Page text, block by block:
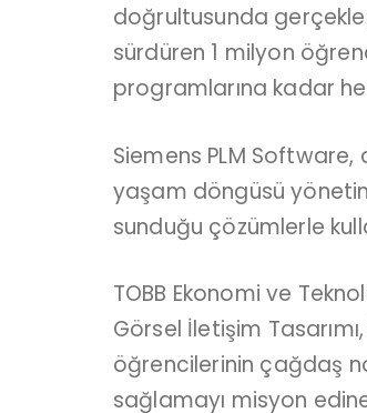
doğrultusunda
sürdüren 1 milyon
programlarına kadar
Siemens PLM Software,
yaşam döngüsü
sunduğu çözümlerle
TOBB Ekonomi ve
Görsel İletişim
öğrencilerinin çağdaş
sağlamayı misyon